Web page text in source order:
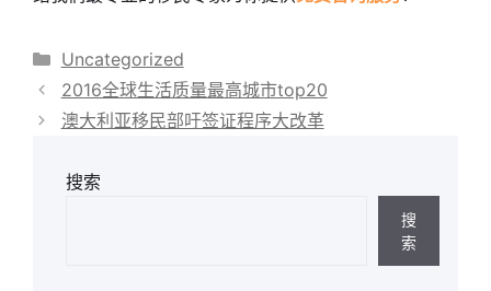
分
类
Uncategorized
2016全球生活质量最高城市top20
澳大利亚移民部吁签证程序大改革
搜索
搜
索